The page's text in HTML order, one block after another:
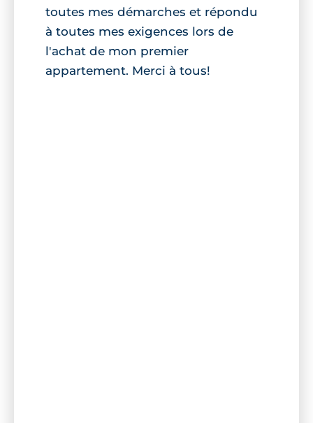
toutes mes démarches et répondu
à toutes mes exigences lors de
l'achat de mon premier
appartement. Merci à tous!